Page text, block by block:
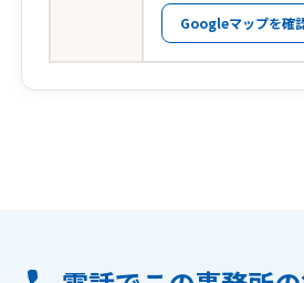
Googleマップを確